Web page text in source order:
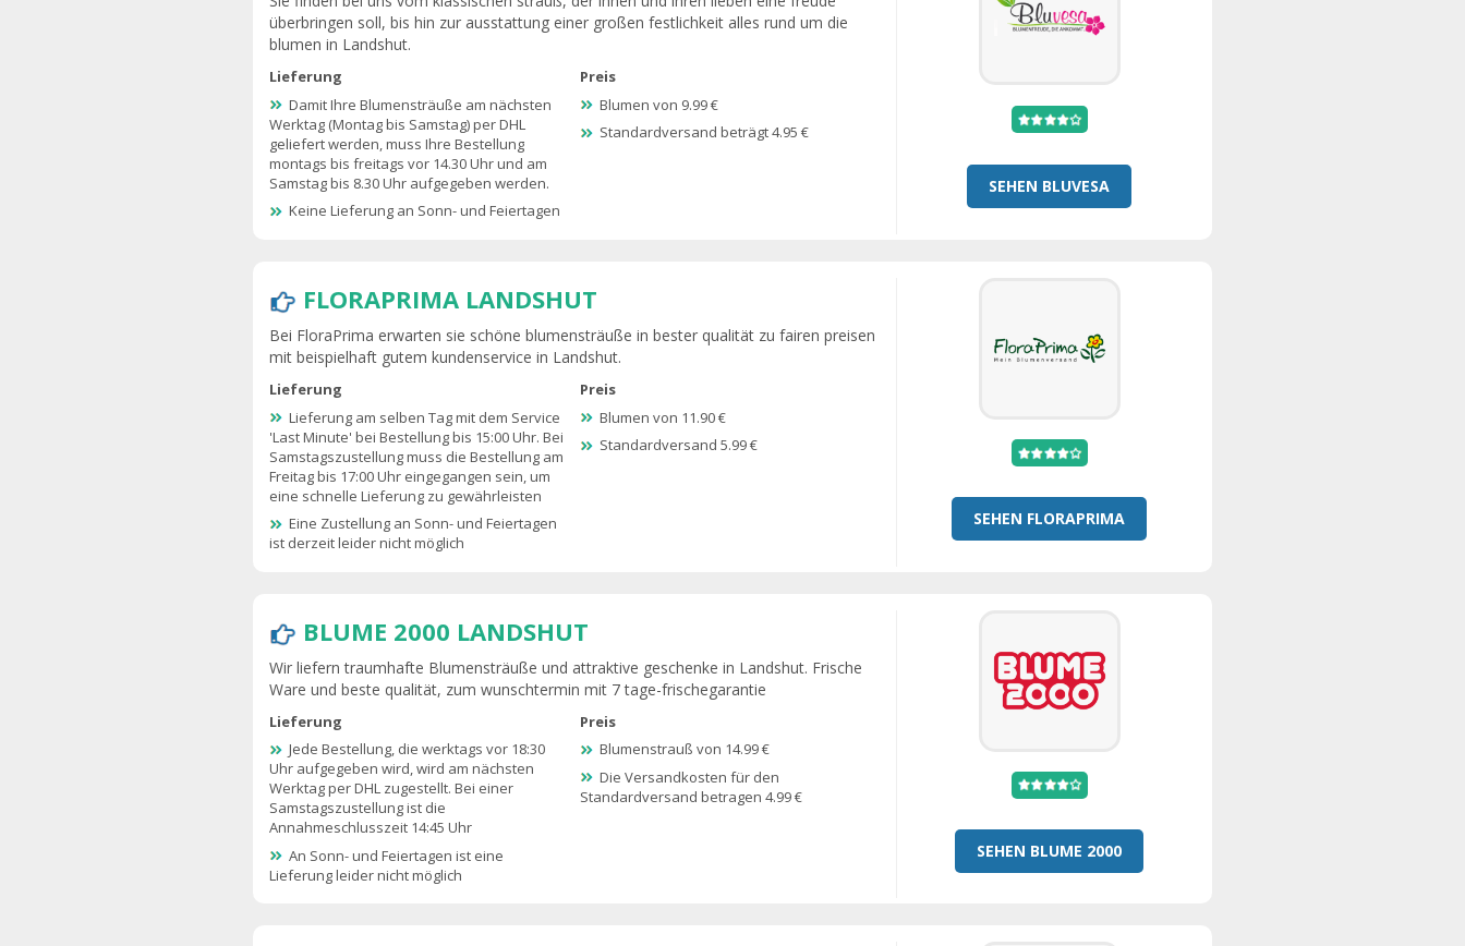
überbringen soll, bis hin zur ausstattung einer großen festlichkeit alles rund um die
blumen in Landshut.
Lieferung
Damit Ihre Blumensträuße am nächsten
Werktag (Montag bis Samstag) per DHL
geliefert werden, muss Ihre Bestellung
montags bis freitags vor 14.30 Uhr und am
Samstag bis 8.30 Uhr aufgegeben werden.
Keine Lieferung an Sonn- und Feiertagen
Preis
Blumen von 9.99 €
Standardversand beträgt 4.95 €
SEHEN BLUVESA
FLORAPRIMA LANDSHUT
Bei FloraPrima erwarten sie schöne blumensträuße in bester qualität zu fairen preisen
mit beispielhaft gutem kundenservice in Landshut.
Lieferung
Lieferung am selben Tag mit dem Service
'Last Minute' bei Bestellung bis 15:00 Uhr. Bei
Samstagszustellung muss die Bestellung am
Freitag bis 17:00 Uhr eingegangen sein, um
eine schnelle Lieferung zu gewährleisten
Eine Zustellung an Sonn- und Feiertagen
ist derzeit leider nicht möglich
Preis
Blumen von 11.90 €
Standardversand 5.99 €
SEHEN FLORAPRIMA
BLUME 2000 LANDSHUT
Wir liefern traumhafte Blumensträuße und attraktive geschenke in Landshut. Frische
Ware und beste qualität, zum wunschtermin mit 7 tage-frischegarantie
Lieferung
Jede Bestellung, die werktags vor 18:30
Uhr aufgegeben wird, wird am nächsten
Werktag per DHL zugestellt. Bei einer
Samstagszustellung ist die
Annahmeschlusszeit 14:45 Uhr
An Sonn- und Feiertagen ist eine
Lieferung leider nicht möglich
Preis
Blumenstrauß von 14.99 €
Die Versandkosten für den
Standardversand betragen 4.99 €
SEHEN BLUME 2000